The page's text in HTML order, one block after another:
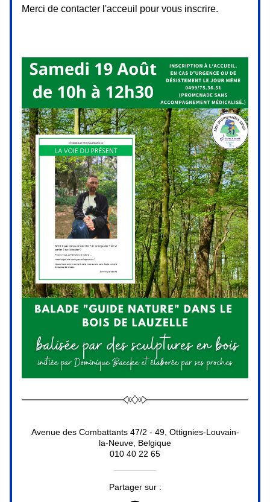
Merci de contacter l'acceuil pour vous inscrire.
Avenue des Combattants 47/2 - 49, Ottignies-Louvain-
la-Neuve, Belgique
010 40 22 65
Partager sur :